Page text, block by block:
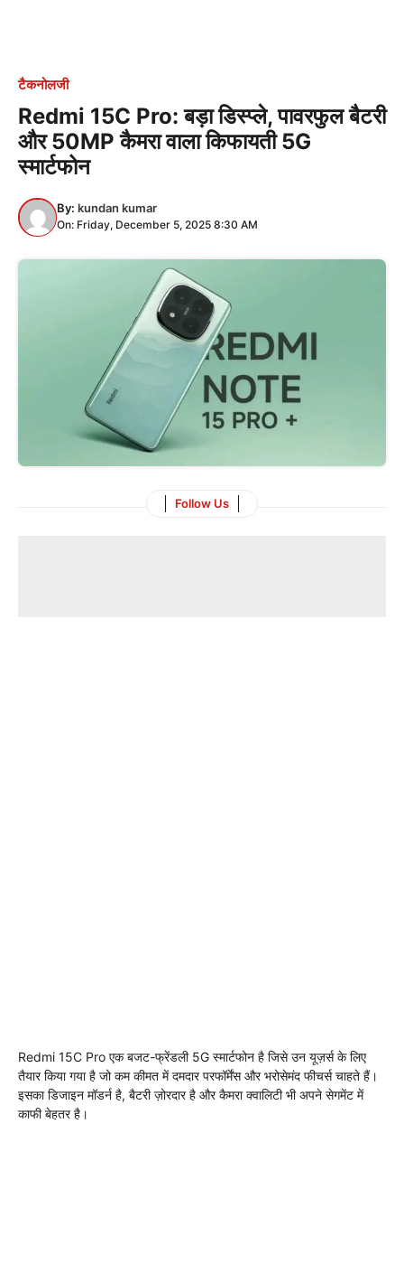
टैकनोलजी
Redmi 15C Pro: बड़ा डिस्प्ले, पावरफुल बैटरी
और 50MP कैमरा वाला किफायती 5G
स्मार्टफोन
By: kundan kumar
On: Friday, December 5, 2025 8:30 AM
Follow Us
Redmi 15C Pro एक बजट-फ्रेंडली 5G स्मार्टफोन है जिसे उन यूज़र्स के लिए
तैयार किया गया है जो कम कीमत में दमदार परफॉर्मेंस और भरोसेमंद फीचर्स चाहते हैं।
इसका डिजाइन मॉडर्न है, बैटरी ज़ोरदार है और कैमरा क्वालिटी भी अपने सेगमेंट में
काफी बेहतर है।